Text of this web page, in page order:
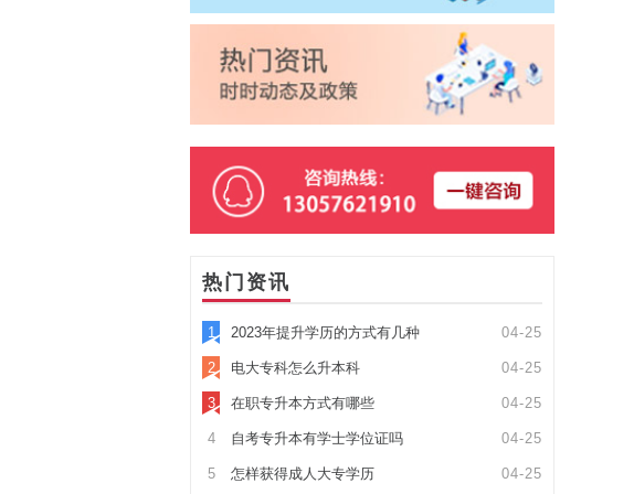
热门资讯
1 2023年提升学历的方式有几种 04-25
2 电大专科怎么升本科 04-25
3 在职专升本方式有哪些 04-25
4 自考专升本有学士学位证吗 04-25
5 怎样获得成人大专学历 04-25